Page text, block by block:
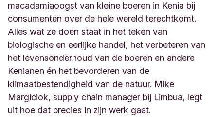
macadamiaoogst van kleine boeren in Kenia bij
consumenten over de hele wereld terechtkomt.
Alles wat ze doen staat in het teken van
biologische en eerlijke handel, het verbeteren van
het levensonderhoud van de boeren en andere
Kenianen én het bevorderen van de
klimaatbestendigheid van de natuur. Mike
Margiciok, supply chain manager bij Limbua, legt
uit hoe dat precies in zijn werk gaat.